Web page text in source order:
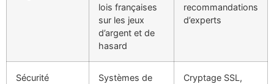
lois françaises
sur les jeux
d’argent et de
hasard
recommandations
d’experts
Sécurité
Systèmes de
Cryptage SSL,